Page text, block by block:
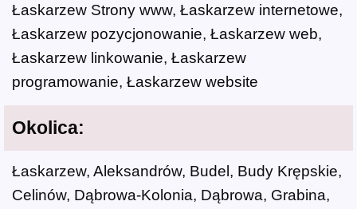
Łaskarzew Strony www, Łaskarzew internetowe,
Łaskarzew pozycjonowanie, Łaskarzew web,
Łaskarzew linkowanie, Łaskarzew
programowanie, Łaskarzew website
Okolica:
Łaskarzew, Aleksandrów, Budel, Budy Krępskie,
Celinów, Dąbrowa-Kolonia, Dąbrowa, Grabina,